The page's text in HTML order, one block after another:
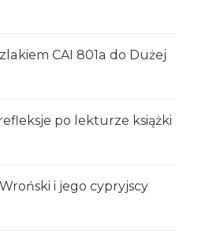
CAI 801a do Dużej
po lekturze książki
i jego cypryjscy